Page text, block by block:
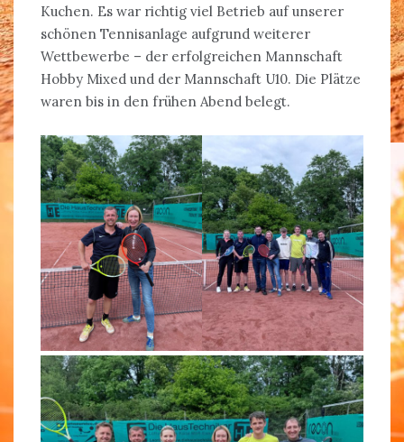
Kuchen. Es war richtig viel Betrieb auf unserer
schönen Tennisanlage aufgrund weiterer
Wettbewerbe – der erfolgreichen Mannschaft
Hobby Mixed und der Mannschaft U10. Die Plätze
waren bis in den frühen Abend belegt.